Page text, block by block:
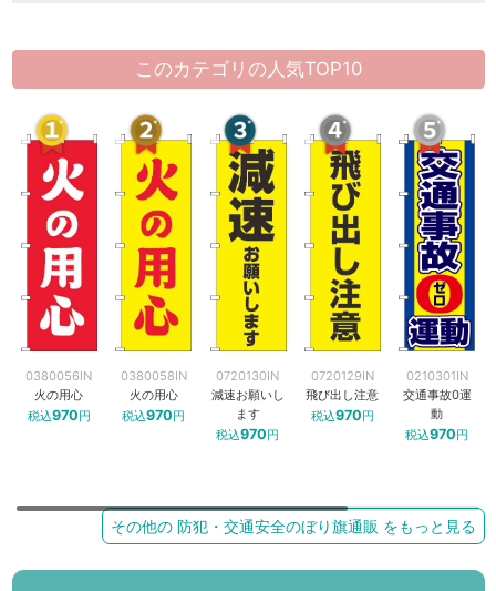
このカテゴリの人気TOP10
0380056IN
火の用心
税込970円
0380058IN
火の用心
税込970円
0720130IN
減速お願いし
ます
税込970円
0720129IN
飛び出し注意
税込970円
0210301IN
交通事故0運
動
税込970円
その他の 防犯・交通安全のぼり旗通販 をもっと見る